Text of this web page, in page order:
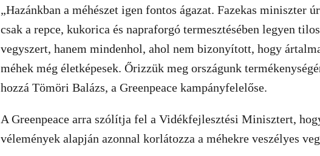
„Hazánkban a méhészet igen fontos ágazat. Fazekas miniszter
csak a repce, kukorica és napraforgó termesztésében legyen
vegyszert, hanem mindenhol, ahol nem bizonyított, hogy
méhek még életképesek. Őrizzük meg országunk
hozzá Tömöri Balázs, a Greenpeace kampányfelelőse.
A Greenpeace arra szólítja fel a Vidékfejlesztési Minisztert,
vélemények alapján azonnal korlátozza a méhekre veszélyes